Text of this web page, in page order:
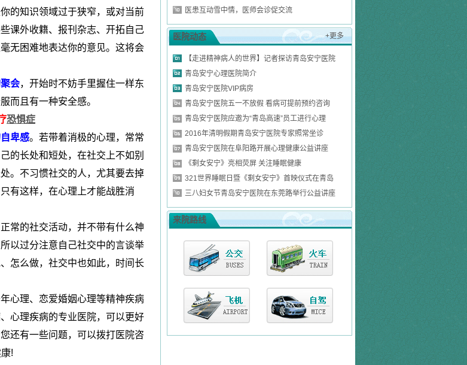
的知识领域过于狭窄，或对当前
课外收籍、报刊杂志、开拓自己
无困难地表达你的意见。这将会
会，开始时不妨手里握住一样东
而且有一种安全感。
恐惧症
卑感。若带着消极的心理，常常
的长处和短处，在社交上不如别
。不习惯社交的人，尤其要去掉
有这样，在心理上才能战胜消
正常的社交活动，并不带有什么神
以过分注意自己社交中的言谈举
怎么做，社交中也如此，时间长
心理、恋爱婚姻心理等精神疾病
心理疾病的专业医院，可以更好
还有一些问题，可以拨打医院咨
!
医患互动雪中情，医师会诊促交流
医院动态 +更多
【走进精神病人的世界】记者探访青岛安宁医院
青岛安宁心理医院简介
青岛安宁医院VIP病房
青岛安宁医院五一不放假 看病可提前预约咨询
青岛安宁医院应邀为“青岛高速”员工进行心理
2016年清明假期青岛安宁医院专家照常坐诊
青岛安宁医院在阜阳路开展心理健康公益讲座
《剩女安宁》亮相荧屏 关注睡眠健康
321世界睡眠日暨《剩女安宁》首映仪式在青岛
三八妇女节青岛安宁医院在东莞路举行公益讲座
来院路线